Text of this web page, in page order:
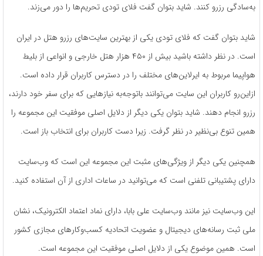
به‌سادگی رزرو کنند. شاید بتوان گفت فلای تودی تحریم‌ها را دور می‌زند.
شاید بتوان گفت که فلای تودی یکی از بهترین سایت‌های رزرو هتل در ایران
است. در نظر داشته باشید بیش از ۴۵۰ هزار هتل خارجی و انواعی از بلیط
هواپیما مربوط به ایرلاین‌های مختلف را در دسترس کاربران قرار داده است.
ازاین‌رو کاربران این سایت می‌توانند باتوجه‌به نیازهایی که برای سفر خود دارند،
رزرو انجام دهند. شاید بتوان یکی دیگر از دلایل اصلی موفقیت این مجموعه را
همین تنوع بی‌نظیر در نظر گرفت. زیرا دست کاربران برای انتخاب باز است.
همچنین یکی دیگر از ویژگی‌های مثبت این مجموعه این است که وب‌سایت
دارای پشتیبانی تلفنی است که می‌توانید در ساعات اداری از آن استفاده کنید.
این وب‌سایت نیز مانند وب‌سایت علی بابا، دارای نماد اعتماد الکترونیک، نشان
ملی ثبت رسانه‌های دیجیتال و عضویت اتحادیه کسب‌وکارهای مجازی کشور
است. همین موضوع یکی از دلایل اصلی موفقیت این مجموعه است.